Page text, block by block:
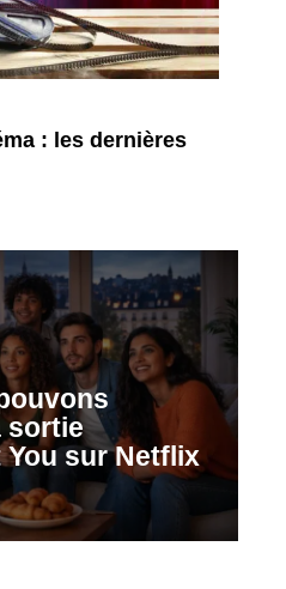
: les dernières
sortie
You sur Netflix